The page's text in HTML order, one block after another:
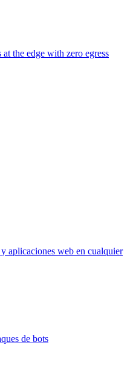
the edge with zero egress
aplicaciones web en cualquier
de bots